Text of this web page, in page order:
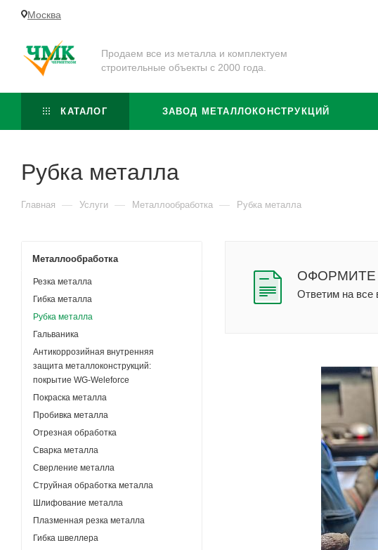
Москва
Продаем все из металла и комплектуем
строительные объекты с 2000 года.
КАТАЛОГ ЗАВОД МЕТАЛЛОКОНСТРУКЦИЙ
Рубка металла
Главная — Услуги — Металлообработка — Рубка металла
ОФОРМИТЕ
Ответим на все
Металлообработка
Резка металла
Гибка металла
Рубка металла
Гальваника
Антикоррозийная внутренняя
защита металлоконструкций:
покрытие WG-Weleforce
Покраска металла
Пробивка металла
Отрезная обработка
Сварка металла
Сверление металла
Струйная обработка металла
Шлифование металла
Плазменная резка металла
Гибка швеллера